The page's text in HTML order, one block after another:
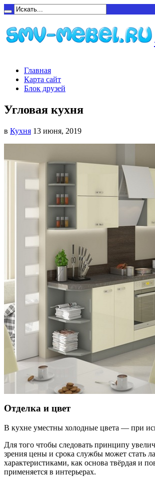
Главная
Карта сайт
Блок друзей
Угловая кухня
в Кухня 13 июня, 2019
Отделка и цвет
В кухне уместны холодные цвета — при
Для того чтобы следовать принципу
зрения цены и срока службы может стать
характеристиками, как основа твёрдая и
применяется в интерьерах.